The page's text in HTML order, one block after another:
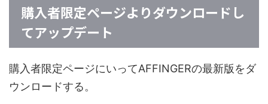
購入者限定ページよりダウンロードし
てアップデート
購入者限定ページにいってAFFINGERの最新版をダ
ウンロードする。